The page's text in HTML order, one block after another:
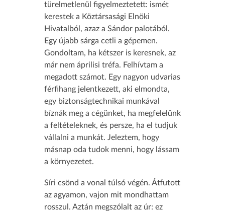
türelmetlenül figyelmeztetett: ismét
kerestek a Köztársasági Elnöki
Hivatalból, azaz a Sándor palotából.
Egy újabb sárga cetli a gépemen.
Gondoltam, ha kétszer is keresnek, az
már nem áprilisi tréfa. Felhívtam a
megadott számot. Egy nagyon udvarias
férfihang jelentkezett, aki elmondta,
egy biztonságtechnikai munkával
bíznák meg a cégünket, ha megfelelünk
a feltételeknek, és persze, ha el tudjuk
vállalni a munkát. Jeleztem, hogy
másnap oda tudok menni, hogy lássam
a környezetet.
Síri csönd a vonal túlsó végén. Átfutott
az agyamon, vajon mit mondhattam
rosszul. Aztán megszólalt az úr: ez